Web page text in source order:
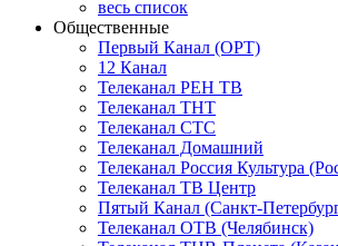
весь список
Общественные
Первый Канал (ОРТ)
12 Канал
Телеканал РЕН ТВ
Телеканал ТНТ
Телеканал СТС
Телеканал Домашний
Телеканал Россия Культура
Телеканал ТВ Центр
Пятый Канал (Санкт-
Телеканал ОТВ (Челябинск)